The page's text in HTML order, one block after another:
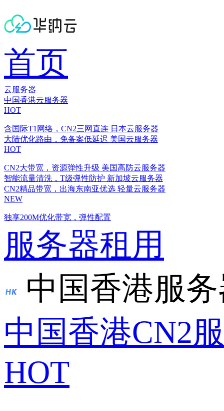
首页
云服务器
中国香港云服务器
HOT
含国际T1网络，CN2三网直连 日本云服务器
大陆优化路由，免备案低延迟 美国云服务器
HOT
CN2大带宽，资源弹性升级 美国高防云服务器
智能流量清洗，T级弹性防护 新加坡云服务器
CN2精品带宽，出海东南亚优选 轻量云服务器
NEW
独享200M优化带宽，弹性配置
服务器租用
中国香港服
中国香港CN2
HOT